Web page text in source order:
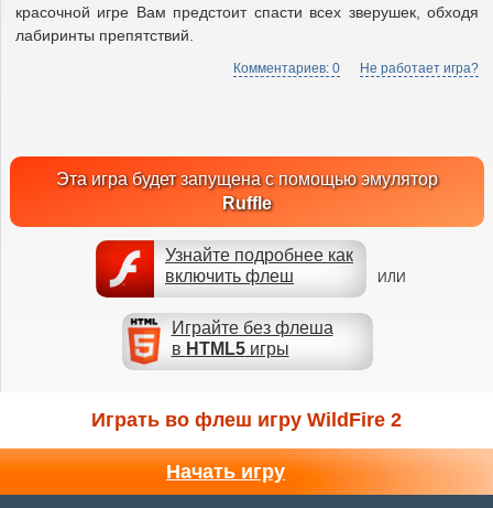
красочной игре Вам предстоит спасти всех зверушек, обходя
лабиринты препятствий.
Комментариев: 0 Не работает игра?
Эта игра будет запущена с помощью эмулятор
Ruffle
Узнайте подробнее как
включить флеш
ИЛИ
Играйте без флеша
в HTML5игры
Играть во флеш игру WildFire 2
Начать игру